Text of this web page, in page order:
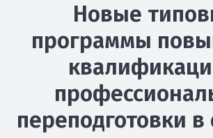
Новые
программы
переподготовки в